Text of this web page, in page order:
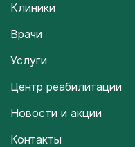
Клиники
Врачи
Услуги
Центр реабилитации
Новости и акции
Контакты